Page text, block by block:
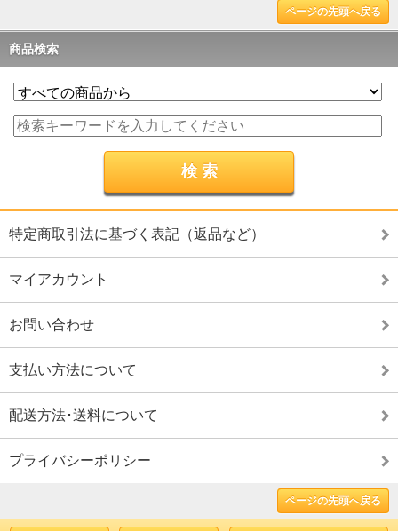
ページの先頭へ戻る
商品検索
特定商取引法に基づく表記（返品など）
マイアカウント
お問い合わせ
支払い方法について
配送方法･送料について
プライバシーポリシー
ページの先頭へ戻る